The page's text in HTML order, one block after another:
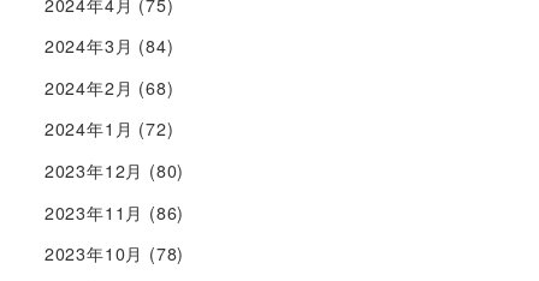
2024年3月 (84)
2024年2月 (68)
2024年1月 (72)
2023年12月 (80)
2023年11月 (86)
2023年10月 (78)